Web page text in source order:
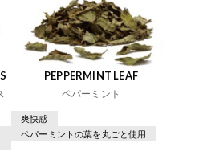
PEPPERMINT LEAF
ペパーミント
爽快感
ペパーミントの葉を丸ごと使用